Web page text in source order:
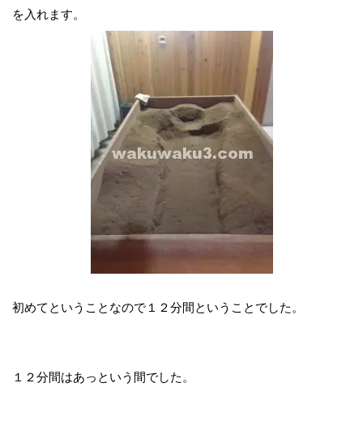
を入れます。
初めてということなので１２分間ということでした。
１２分間はあっという間でした。